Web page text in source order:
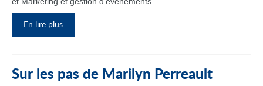
En lire plus
Sur les pas de Marilyn Perreault